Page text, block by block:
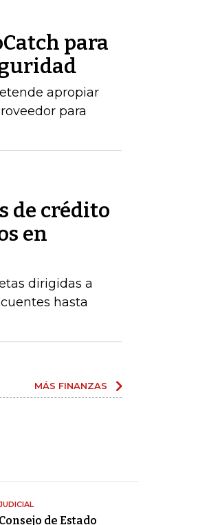
para
apropiar
para
de crédito
en
dirigidas a
hasta
MÁS FINANZAS
Consejo de Estado